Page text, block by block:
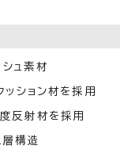
ュ素材
ッション材を採用
反射材を採用
構造